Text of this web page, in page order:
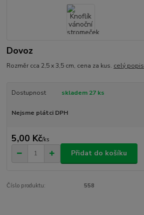
Dovoz
Rozměr cca 2,5 x 3,5 cm, cena za kus. celý popis
Dostupnost skladem 27 ks
Nejsme plátci DPH
5,00 Kč/ks
Přidat do košíku
Číslo produktu: 558